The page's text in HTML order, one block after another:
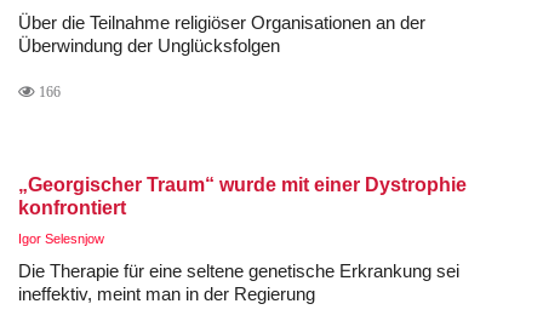
Über die Teilnahme religiöser Organisationen an der
Überwindung der Unglücksfolgen
166
„Georgischer Traum“ wurde mit einer Dystrophie
konfrontiert
Igor Selesnjow
Die Therapie für eine seltene genetische Erkrankung sei
ineffektiv, meint man in der Regierung